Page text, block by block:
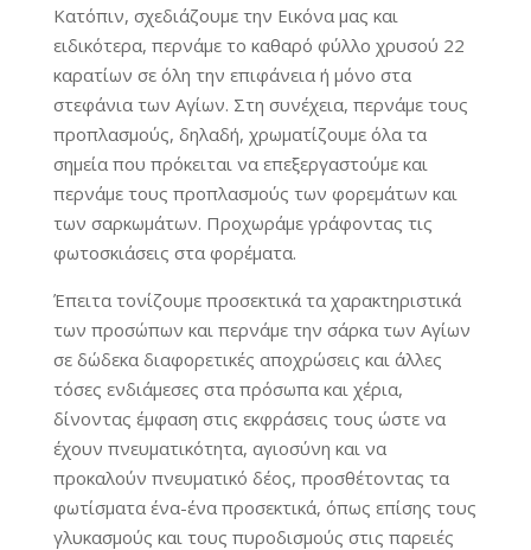
Κατόπιν, σχεδιάζουμε την Εικόνα μας και
ειδικότερα, περνάμε το καθαρό φύλλο χρυσού 22
καρατίων σε όλη την επιφάνεια ή μόνο στα
στεφάνια των Αγίων. Στη συνέχεια, περνάμε τους
προπλασμούς, δηλαδή, χρωματίζουμε όλα τα
σημεία που πρόκειται να επεξεργαστούμε και
περνάμε τους προπλασμούς των φορεμάτων και
των σαρκωμάτων. Προχωράμε γράφοντας τις
φωτοσκιάσεις στα φορέματα.
Έπειτα τονίζουμε προσεκτικά τα χαρακτηριστικά
των προσώπων και περνάμε την σάρκα των Αγίων
σε δώδεκα διαφορετικές αποχρώσεις και άλλες
τόσες ενδιάμεσες στα πρόσωπα και χέρια,
δίνοντας έμφαση στις εκφράσεις τους ώστε να
έχουν πνευματικότητα, αγιοσύνη και να
προκαλούν πνευματικό δέος, προσθέτοντας τα
φωτίσματα ένα-ένα προσεκτικά, όπως επίσης τους
γλυκασμούς και τους πυροδισμούς στις παρειές